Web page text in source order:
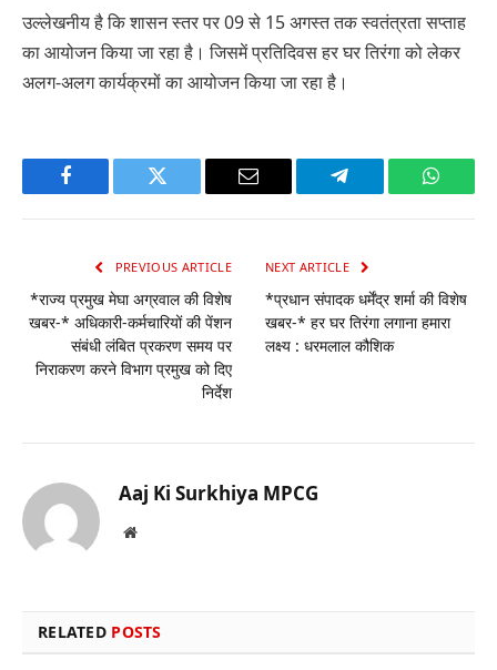
उल्लेखनीय है कि शासन स्तर पर 09 से 15 अगस्त तक स्वतंत्रता सप्ताह
का आयोजन किया जा रहा है। जिसमें प्रतिदिवस हर घर तिरंगा को लेकर
अलग-अलग कार्यक्रमों का आयोजन किया जा रहा है।
Facebook Twitter Email Telegram
PREVIOUS ARTICLE
*राज्य प्रमुख मेघा अग्रवाल की विशेष
खबर-* अधिकारी-कर्मचारियों की पेंशन
संबंधी लंबित प्रकरण समय पर
निराकरण करने विभाग प्रमुख को दिए
निर्देश
NEXT ARTICLE
*प्रधान संपादक धर्मेंद्र शर्मा की विशेष
खबर-* हर घर तिरंगा लगाना हमारा
लक्ष्य : धरमलाल कौशिक
Aaj Ki Surkhiya MPCG
Website
RELATED POSTS